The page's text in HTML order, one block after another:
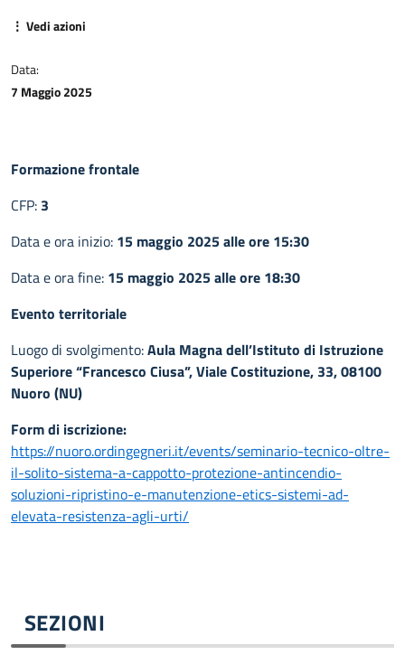
⋮ Vedi azioni
Data:
7 Maggio 2025
SEZIONI
Formazione frontale
CFP: 3
Data e ora inizio: 15 maggio 2025 alle ore 15:30
Data e ora fine: 15 maggio 2025 alle ore 18:30
Evento territoriale
Luogo di svolgimento:Aula Magna dell’Istituto di Istruzione
Superiore “Francesco Ciusa”, Viale Costituzione, 33, 08100
Nuoro (NU)
Form di iscrizione:
https://nuoro.ordingegneri.it/events/seminario-tecnico-oltre-
il-solito-sistema-a-cappotto-protezione-antincendio-
soluzioni-ripristino-e-manutenzione-etics-sistemi-ad-
elevata-resistenza-agli-urti/